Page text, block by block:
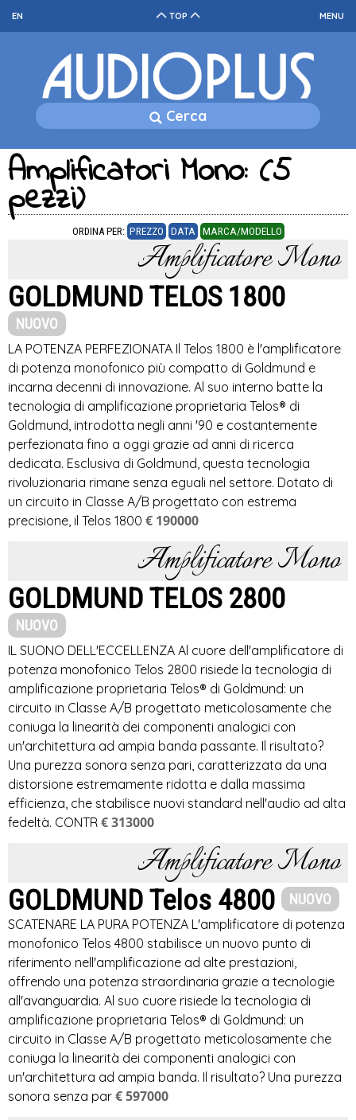
TOP MENU
EN
Cerca
Amplificatori Mono: (5
pezzi)
ORDINA PER: PREZZO DATA MARCA/MODELLO
Amplificatore Mono
GOLDMUND TELOS 1800
NUOVO
LA POTENZA PERFEZIONATA Il Telos 1800 è l'amplificatore
di potenza monofonico più compatto di Goldmund e
incarna decenni di innovazione. Al suo interno batte la
tecnologia di amplificazione proprietaria Telos® di
Goldmund, introdotta negli anni '90 e costantemente
perfezionata fino a oggi grazie ad anni di ricerca
dedicata. Esclusiva di Goldmund, questa tecnologia
rivoluzionaria rimane senza eguali nel settore. Dotato di
un circuito in Classe A/B progettato con estrema
precisione, il Telos 1800 € 190000
Amplificatore Mono
GOLDMUND TELOS 2800
NUOVO
IL SUONO DELL'ECCELLENZA Al cuore dell'amplificatore di
potenza monofonico Telos 2800 risiede la tecnologia di
amplificazione proprietaria Telos® di Goldmund: un
circuito in Classe A/B progettato meticolosamente che
coniuga la linearità dei componenti analogici con
un'architettura ad ampia banda passante. Il risultato?
Una purezza sonora senza pari, caratterizzata da una
distorsione estremamente ridotta e dalla massima
efficienza, che stabilisce nuovi standard nell'audio ad alta
fedeltà. CONTR € 313000
Amplificatore Mono
GOLDMUND Telos 4800 NUOVO
SCATENARE LA PURA POTENZA L'amplificatore di potenza
monofonico Telos 4800 stabilisce un nuovo punto di
riferimento nell'amplificazione ad alte prestazioni,
offrendo una potenza straordinaria grazie a tecnologie
all'avanguardia. Al suo cuore risiede la tecnologia di
amplificazione proprietaria Telos® di Goldmund: un
circuito in Classe A/B progettato meticolosamente che
coniuga la linearità dei componenti analogici con
un'architettura ad ampia banda. Il risultato? Una purezza
sonora senza par € 597000